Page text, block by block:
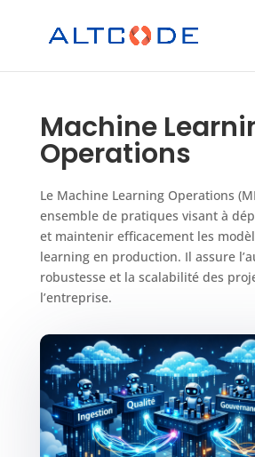
Machine
Operations
Le Machine Learning Operations
ensemble de pratiques visant à
et maintenir efficacement les
learning en production. Il assure
robustesse et la scalabilité des
l’entreprise.